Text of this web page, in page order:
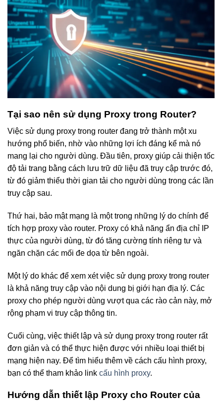
Tại sao nên sử dụng Proxy trong Router?
Việc sử dụng proxy trong router đang trở thành một xu
hướng phổ biến, nhờ vào những lợi ích đáng kể mà nó
mang lại cho người dùng. Đầu tiên, proxy giúp cải thiện tốc
độ tải trang bằng cách lưu trữ dữ liệu đã truy cập trước đó,
từ đó giảm thiểu thời gian tải cho người dùng trong các lần
truy cập sau.
Thứ hai, bảo mật mạng là một trong những lý do chính để
tích hợp proxy vào router. Proxy có khả năng ẩn địa chỉ IP
thực của người dùng, từ đó tăng cường tính riêng tư và
ngăn chặn các mối đe dọa từ bên ngoài.
Một lý do khác để xem xét việc sử dụng proxy trong router
là khả năng truy cập vào nội dung bị giới hạn địa lý. Các
proxy cho phép người dùng vượt qua các rào cản này, mở
rộng phạm vi truy cập thông tin.
Cuối cùng, việc thiết lập và sử dụng proxy trong router rất
đơn giản và có thể thực hiện được với nhiều loại thiết bị
mạng hiện nay. Để tìm hiểu thêm về cách cấu hình proxy,
bạn có thể tham khảo link cấu hình proxy.
Hướng dẫn thiết lập Proxy cho Router của